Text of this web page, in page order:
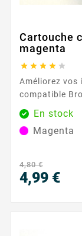
Cartouche
magenta
    
Améliorez vos
compatible Brother
principales : Couleur : Magenta Capacité d'impression
: Jusqu'à 600 pages Qualité d'impression : Couleurs
nettes et durables Compatibilité :
En stock
Magenta
4,80 €
4,99 €